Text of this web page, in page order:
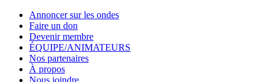
Annoncer sur les ondes
Faire un don
Devenir membre
ÉQUIPE/ANIMATEURS
Nos partenaires
À propos
Nous joindre